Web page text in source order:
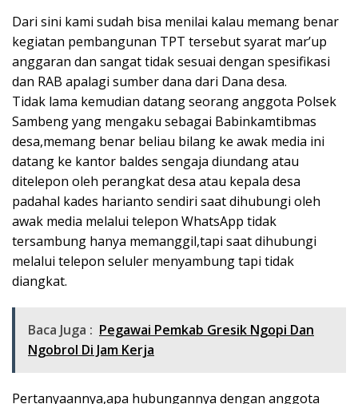
Dari sini kami sudah bisa menilai kalau memang benar
kegiatan pembangunan TPT tersebut syarat mar’up
anggaran dan sangat tidak sesuai dengan spesifikasi
dan RAB apalagi sumber dana dari Dana desa.
Tidak lama kemudian datang seorang anggota Polsek
Sambeng yang mengaku sebagai Babinkamtibmas
desa,memang benar beliau bilang ke awak media ini
datang ke kantor baldes sengaja diundang atau
ditelepon oleh perangkat desa atau kepala desa
padahal kades harianto sendiri saat dihubungi oleh
awak media melalui telepon WhatsApp tidak
tersambung hanya memanggil,tapi saat dihubungi
melalui telepon seluler menyambung tapi tidak
diangkat.
Baca Juga : Pegawai Pemkab Gresik Ngopi Dan
Ngobrol Di Jam Kerja
Pertanyaannya,apa hubungannya dengan anggota